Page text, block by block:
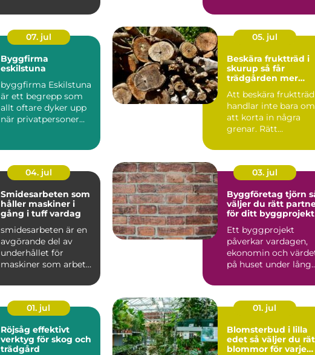
installatörer...
07. jul
Byggfirma
eskilstuna
byggfirma Eskilstuna
är ett begrepp som
allt oftare dyker upp
när privatpersoner
05. jul
Beskära fruktträd i
skurup så får
trädgården mer
problem
Att beskära fruktträd
handlar inte bara om
att korta in några
grenar. Rätt
träde...
04. jul
Smidesarbeten som
håller maskiner i
gång i tuff vardag
smidesarbeten är en
avgörande del av
underhållet för
maskiner som arbetar
bygg, ...
03. jul
Byggföretag tjörn så
väljer du rätt
för ditt byggprojekt
Ett byggprojekt
påverkar vardagen,
ekonomin och
på huset under lång
v...
01. jul
Röjsåg effektivt
verktyg för skog och
trädgård
01. jul
Blomsterbud i lilla
edet så väljer du rätt
blommor för varje